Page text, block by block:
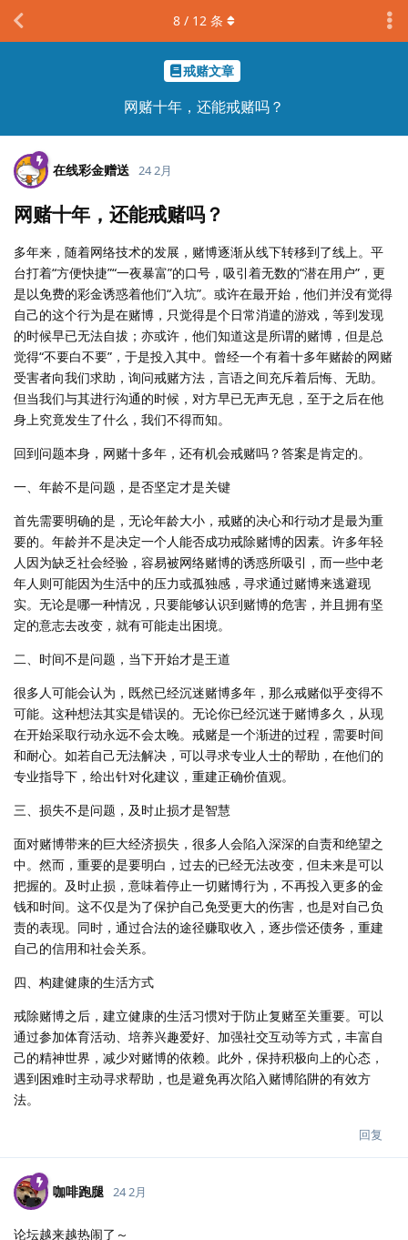
戒赌文章
网赌十年，还能戒赌吗？
8 / 12 条
在线彩金赠送 24 2月
网赌十年，还能戒赌吗？
多年来，随着网络技术的发展，赌博逐渐从线下转移到了线上。平
台打着“方便快捷”“一夜暴富”的口号，吸引着无数的“潜在用户”，更
是以免费的彩金诱惑着他们“入坑”。或许在最开始，他们并没有觉得
自己的这个行为是在赌博，只觉得是个日常消遣的游戏，等到发现
的时候早已无法自拔；亦或许，他们知道这是所谓的赌博，但是总
觉得“不要白不要”，于是投入其中。曾经一个有着十多年赌龄的网赌
受害者向我们求助，询问戒赌方法，言语之间充斥着后悔、无助。
但当我们与其进行沟通的时候，对方早已无声无息，至于之后在他
身上究竟发生了什么，我们不得而知。
回到问题本身，网赌十多年，还有机会戒赌吗？答案是肯定的。
一、年龄不是问题，是否坚定才是关键
首先需要明确的是，无论年龄大小，戒赌的决心和行动才是最为重
要的。年龄并不是决定一个人能否成功戒除赌博的因素。许多年轻
人因为缺乏社会经验，容易被网络赌博的诱惑所吸引，而一些中老
年人则可能因为生活中的压力或孤独感，寻求通过赌博来逃避现
实。无论是哪一种情况，只要能够认识到赌博的危害，并且拥有坚
定的意志去改变，就有可能走出困境。
二、时间不是问题，当下开始才是王道
很多人可能会认为，既然已经沉迷赌博多年，那么戒赌似乎变得不
可能。这种想法其实是错误的。无论你已经沉迷于赌博多久，从现
在开始采取行动永远不会太晚。戒赌是一个渐进的过程，需要时间
和耐心。如若自己无法解决，可以寻求专业人士的帮助，在他们的
专业指导下，给出针对化建议，重建正确价值观。
三、损失不是问题，及时止损才是智慧
面对赌博带来的巨大经济损失，很多人会陷入深深的自责和绝望之
中。然而，重要的是要明白，过去的已经无法改变，但未来是可以
把握的。及时止损，意味着停止一切赌博行为，不再投入更多的金
钱和时间。这不仅是为了保护自己免受更大的伤害，也是对自己负
责的表现。同时，通过合法的途径赚取收入，逐步偿还债务，重建
自己的信用和社会关系。
四、构建健康的生活方式
戒除赌博之后，建立健康的生活习惯对于防止复赌至关重要。可以
通过参加体育活动、培养兴趣爱好、加强社交互动等方式，丰富自
己的精神世界，减少对赌博的依赖。此外，保持积极向上的心态，
遇到困难时主动寻求帮助，也是避免再次陷入赌博陷阱的有效方
法。
回复
咖啡跑腿 24 2月
论坛越来越热闹了～